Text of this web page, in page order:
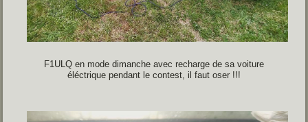
F1ULQ en mode dimanche avec recharge de sa voiture
éléctrique pendant le contest, il faut oser !!!